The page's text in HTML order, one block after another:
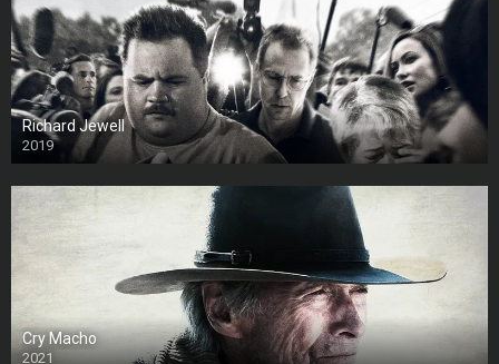
Richard Jewell
2019
Cry Macho
2021